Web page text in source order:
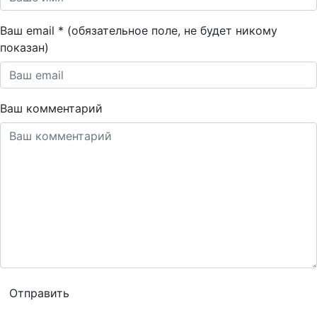
Ваш email * (обязательное поле, не будет никому
показан)
Ваш комментарий